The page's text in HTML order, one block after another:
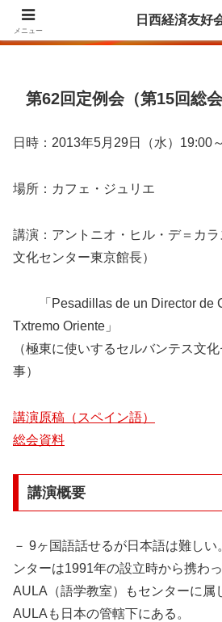
Agrupación para la Amistad y el Fomento de
第62回定例会（第15回総会
日時：2013年5月29日（水）19:00
場所：カフェ・ジュリエ
講演：アントニオ・ヒル・デ＝カ
文化センター東京館長）
「Pesadillas de un Director de
Txtremo Oriente」
（極東に使いするセルバンテス文
事）
講演原稿（スペイン語）
総会資料
講演概要
－ 9ヶ国語話せるが日本語は難し
ンターは1991年の設立時から携わっ
AULA（語学教室）もセンターに属
AULAも日本の管轄下にある。
メニュー
日西経済友好